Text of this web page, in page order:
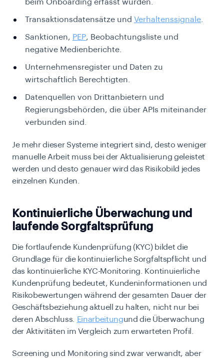
beim Onboarding erfasst wurden.
Transaktionsdatensätze und Verhaltenssignale.
Sanktionen, PEP, Beobachtungsliste und
negative Medienberichte.
Unternehmensregister und Daten zu
wirtschaftlich Berechtigten.
Datenquellen von Drittanbietern und
Regierungsbehörden, die über APIs miteinander
verbunden sind.
Je mehr dieser Systeme integriert sind, desto weniger
manuelle Arbeit muss bei der Aktualisierung geleistet
werden und desto genauer wird das Risikobild jedes
einzelnen Kunden.
Kontinuierliche Überwachung und
laufende Sorgfaltsprüfung
Die fortlaufende Kundenprüfung (KYC) bildet die
Grundlage für die kontinuierliche Sorgfaltspflicht und
das kontinuierliche KYC-Monitoring. Kontinuierliche
Kundenprüfung bedeutet, Kundeninformationen und
Risikobewertungen während der gesamten Dauer der
Geschäftsbeziehung aktuell zu halten, nicht nur bei
deren Abschluss. Einarbeitungund die Überwachung
der Aktivitäten im Vergleich zum erwarteten Profil.
Screening und Monitoring sind zwar verwandt, aber